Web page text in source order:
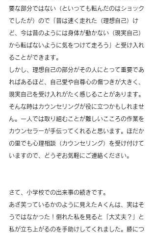
要な部分ではない（といっても転んだのはショック
でしたが）ので「昔は速く走れた（理想自己）け
ど、今は昔のようには身体が動かない（現実自己）
から転ばないように気をつけて走ろう」と受け入れ
ることができます。
しかし、理想自己の部分がその人にとって重要であ
ればあるほど、自己愛や自尊心の傷つきが大きく、
現実自己を受け入れがたく感じることがあります。
そんな時はカウンセリングが役に立つかもしれませ
ん。一人では取り組むことが難しいこころの作業を
カウンセラーが手伝ってくれると思います。ほだか
の里でも心理相談（カウンセリング）を受け付けて
いますので、どうぞお気軽にご連絡ください。
さて、小学校での出来事の続きです。
あざ笑っているかのように見えたＡくんは、実はそ
うではなかった！倒れた私を見ると「大丈夫？」と
私が立ち上がるのを手助けしてくれました。膝につ